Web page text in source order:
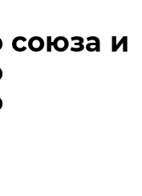
союза и